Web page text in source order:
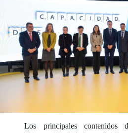
Los principales